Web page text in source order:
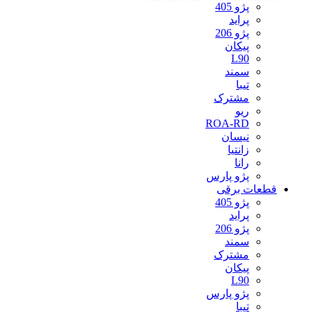
پژو 405
پراید
پژو 206
پیکان
L90
سمند
تیبا
مشترک
ریو
ROA-RD
نیسان
زانتیا
رانا
پژو پارس
قطعات برقی
پژو 405
پراید
پژو 206
سمند
مشترک
پیکان
L90
پژو پارس
تیبا